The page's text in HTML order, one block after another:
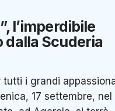
l’imperdibile
dalla Scuderia
tutti i grandi
17 settembre, nel